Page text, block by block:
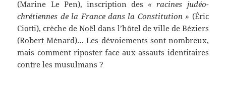
(Marine Le Pen), inscription des « racines judéo-
chrétiennes de la France dans la Constitution » (Éric
Ciotti), crèche de Noël dans l’hôtel de ville de Béziers
(Robert Ménard)… Les dévoiements sont nombreux,
mais comment riposter face aux assauts identitaires
contre les musulmans ?